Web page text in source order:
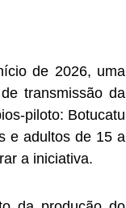
de 2026, uma
transmissão da
piloto: Botucatu
e adultos de 15 a
a iniciativa.